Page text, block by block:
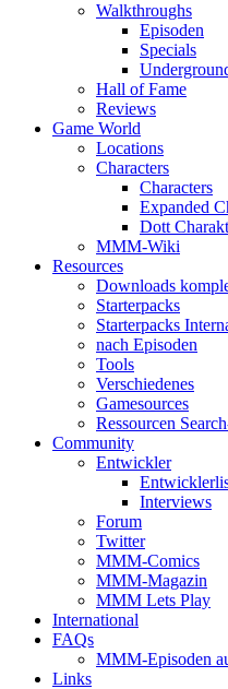
Walkthroughs
Episoden
Specials
Hall of Fame
Reviews
Game World
Locations
Characters
Characters
Expanded
Dott
MMM-Wiki
Resources
Downloads
Starterpacks
Starterpacks
nach Episoden
Tools
Verschiedenes
Gamesources
Ressourcen
Community
Entwickler
Interviews
Forum
Twitter
MMM-Comics
MMM-Magazin
MMM Lets Play
International
FAQs
MMM-Episoden
Links